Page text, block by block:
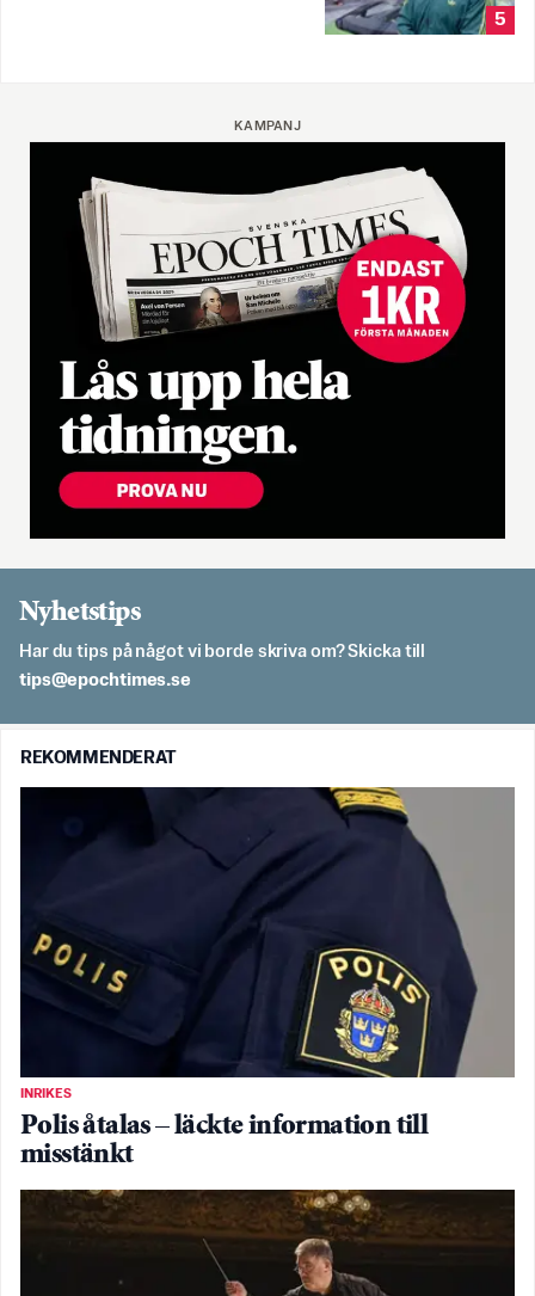
5
KAMPANJ
Nyhetstips
Har du tips på något vi borde skriva om? Skicka till
es.semithcope@spit
REKOMMENDERAT
INRIKES
Polis åtalas – läckte information till
misstänkt